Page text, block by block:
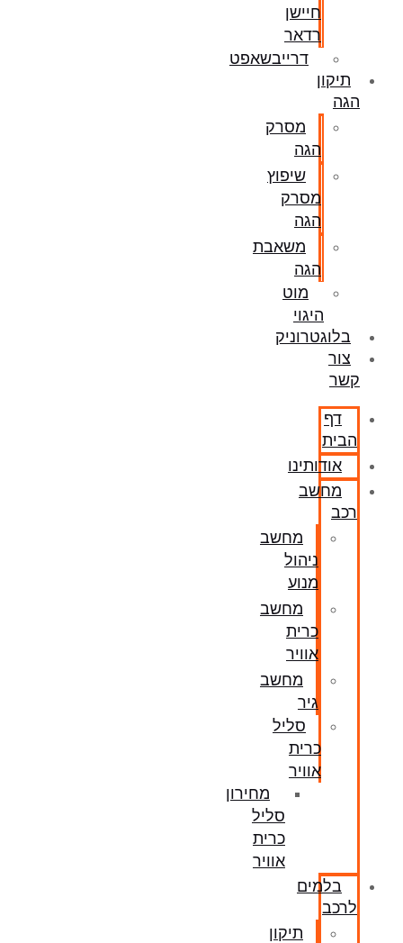
חיישן
רדאר
דרייבשאפט
תיקון
הגה
מסרק
הגה
שיפוץ
מסרק
הגה
משאבת
הגה
מוט
היגוי
בלוגטרוניק
צור
קשר
דף
הבית
אודותינו
מחשב
רכב
מחשב
ניהול
מנוע
מחשב
כרית
אוויר
מחשב
גיר
סליל
כרית
אוויר
מחירון
סליל
כרית
אוויר
בלמים
לרכב
תיקון